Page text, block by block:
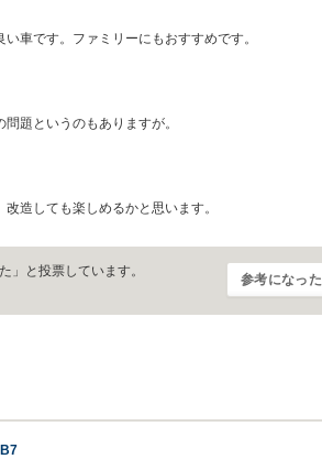
車です。ファミリーにもおすすめです。
題というのもありますが。
造しても楽しめるかと思います。
」と投票しています。
参考になった